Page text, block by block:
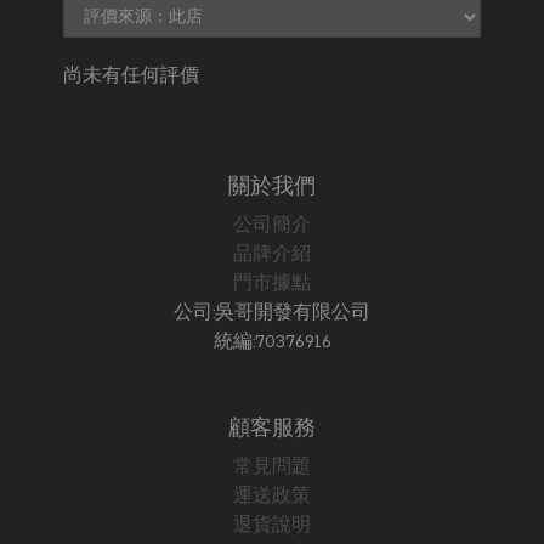
尚未有任何評價
關於我們
公司簡介
品牌介紹
門市據點
公司:吳哥開發有限公司
統編:70376916
顧客服務
常見問題
運送政策
退貨說明